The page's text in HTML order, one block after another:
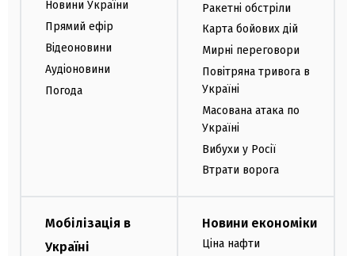
Новини України
Прямий ефір
Відеоновини
Аудіоновини
Погода
Ракетні обстріли
Карта бойових дій
Мирні переговори
Повітряна тривога в
Україні
Масована атака по
Україні
Вибухи у Росії
Втрати ворога
Мобілізація в
Україні
Новини економіки
Ціна нафти